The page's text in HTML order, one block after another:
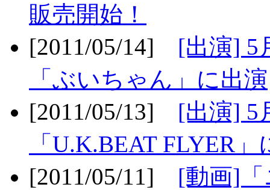
販売開始！
[2011/05/14] [出演] 5
「ぶいちゃん」に出演
[2011/05/13] [出演] 5
「U.K.BEAT FLYER
[2011/05/11] [動画]